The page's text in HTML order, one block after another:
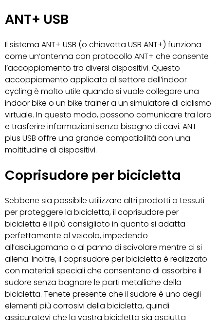
ANT+ USB
Il sistema ANT+ USB (o chiavetta USB ANT+) funziona
come un’antenna con protocollo ANT+ che consente
l’accoppiamento tra diversi dispositivi. Questo
accoppiamento applicato al settore dell’indoor
cycling è molto utile quando si vuole collegare una
indoor bike o un bike trainer a un simulatore di ciclismo
virtuale. In questo modo, possono comunicare tra loro
e trasferire informazioni senza bisogno di cavi. ANT
plus USB offre una grande compatibilità con una
moltitudine di dispositivi.
Coprisudore per bicicletta
Sebbene sia possibile utilizzare altri prodotti o tessuti
per proteggere la bicicletta, il coprisudore per
bicicletta è il più consigliato in quanto si adatta
perfettamente al veicolo, impedendo
all’asciugamano o al panno di scivolare mentre ci si
allena. Inoltre, il coprisudore per bicicletta è realizzato
con materiali speciali che consentono di assorbire il
sudore senza bagnare le parti metalliche della
bicicletta. Tenete presente che il sudore è uno degli
elementi più corrosivi della bicicletta, quindi
assicuratevi che la vostra bicicletta sia asciutta